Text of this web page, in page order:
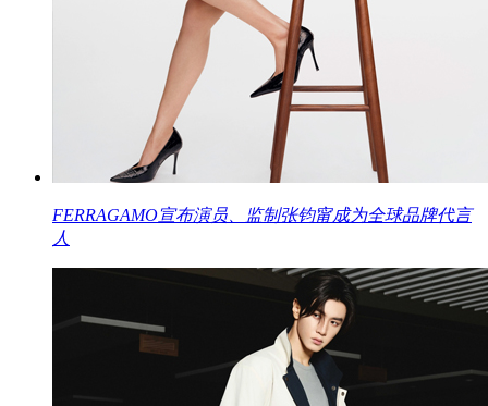
FERRAGAMO宣布演员、监制张钧甯成为全球品牌代言
人